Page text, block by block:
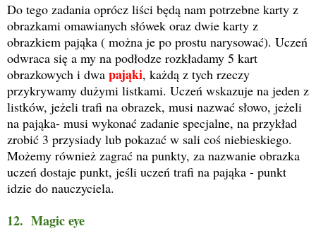
Do tego zadania oprócz liści będą nam potrzebne karty z
obrazkami omawianych słówek oraz dwie karty z
obrazkiem pająka ( można je po prostu narysować). Uczeń
odwraca się a my na podłodze rozkładamy 5 kart
obrazkowych i dwa pająki, każdą z tych rzeczy
przykrywamy dużymi listkami. Uczeń wskazuje na jeden z
listków, jeżeli trafi na obrazek, musi nazwać słowo, jeżeli
na pająka- musi wykonać zadanie specjalne, na przykład
zrobić 3 przysiady lub pokazać w sali coś niebieskiego.
Możemy również zagrać na punkty, za nazwanie obrazka
uczeń dostaje punkt, jeśli uczeń trafi na pająka - punkt
idzie do nauczyciela.
12. Magic eye